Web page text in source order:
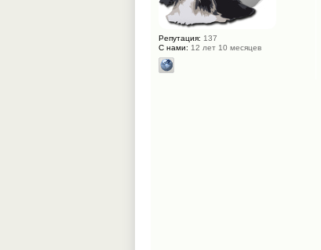
Репутация: 137
С нами: 12 лет 10 месяцев